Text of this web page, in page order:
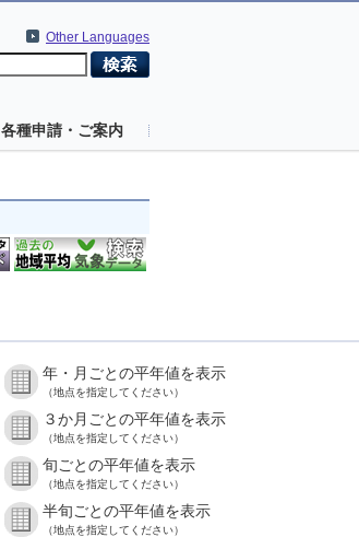
Other Languages
各種申請・ご案内
年・月ごとの平年値を表示
（地点を指定してください）
３か月ごとの平年値を表示
（地点を指定してください）
旬ごとの平年値を表示
（地点を指定してください）
半旬ごとの平年値を表示
（地点を指定してください）